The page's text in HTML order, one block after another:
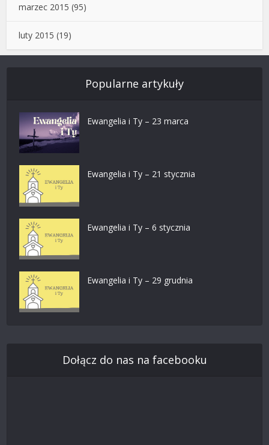
marzec 2015 (95)
luty 2015 (19)
Popularne artykuły
Ewangelia i Ty – 23 marca
Ewangelia i Ty – 21 stycznia
Ewangelia i Ty – 6 stycznia
Ewangelia i Ty – 29 grudnia
Dołącz do nas na facebooku